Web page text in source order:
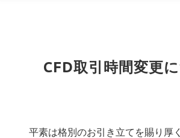
CFD取引時間変更
平素は格別のお引き立てを賜り厚